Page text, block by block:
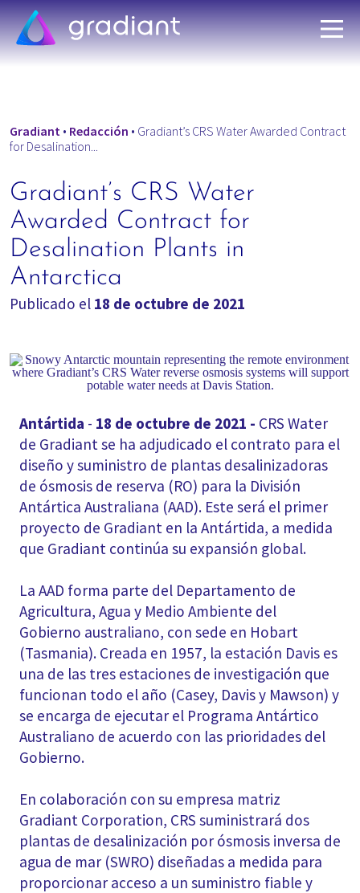
Gradiant • Redacción • Gradiant’s CRS Water Awarded Contract
for Desalination...
Gradiant’s CRS Water
Awarded Contract for
Desalination Plants in
Antarctica
Publicado el 18 de octubre de 2021
Antártida - 18 de octubre de 2021 - CRS Water
de Gradiant se ha adjudicado el contrato para el
diseño y suministro de plantas desalinizadoras
de ósmosis de reserva (RO) para la División
Antártica Australiana (AAD). Este será el primer
proyecto de Gradiant en la Antártida, a medida
que Gradiant continúa su expansión global.
La AAD forma parte del Departamento de
Agricultura, Agua y Medio Ambiente del
Gobierno australiano, con sede en Hobart
(Tasmania). Creada en 1957, la estación Davis es
una de las tres estaciones de investigación que
funcionan todo el año (Casey, Davis y Mawson) y
se encarga de ejecutar el Programa Antártico
Australiano de acuerdo con las prioridades del
Gobierno.
En colaboración con su empresa matriz
Gradiant Corporation, CRS suministrará dos
plantas de desalinización por ósmosis inversa de
agua de mar (SWRO) diseñadas a medida para
proporcionar acceso a un suministro fiable y